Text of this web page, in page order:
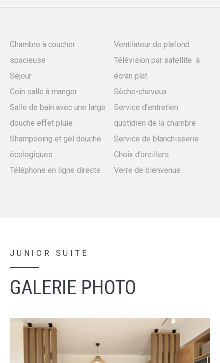
Chambre à coucher
spacieuse
Séjour
Coin salle à manger
Salle de bain avec une large
douche effet pluie
Shampooing et gel douche
écologiques
Téléphone en ligne directe
Ventilateur de plafond
Télévision par satellite à
écran plat
Sèche-cheveux
Service d’entretien
quotidien de la chambre
Service de blanchisserie
Choix d’oreillers
Verre de bienvenue
JUNIOR SUITE
GALERIE PHOTO